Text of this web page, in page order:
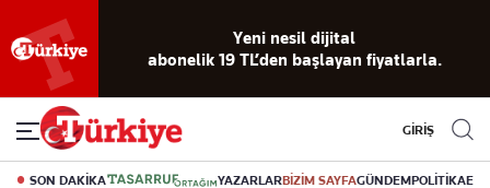
okuma
deneyimi
dijital arşiv
Akıllı haber
asistanı
Eski gazeteleri
indirme
canlı soru
cevap
GİRİŞ
SON DAKİKA YAZARLARBİZİM SAYFAGÜNDEMPOLİTİKA